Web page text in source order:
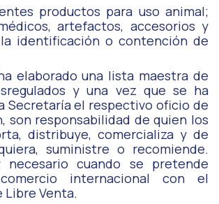
productos para uso animal;
artefactos, accesorios y
identificación o contención de
elaborado una lista maestra de
y una vez que se ha
Secretaría el respectivo oficio de
son responsabilidad de quien los
distribuye, comercializa y de
suministre o recomiende.
necesario cuando se pretende
internacional con el
Venta.